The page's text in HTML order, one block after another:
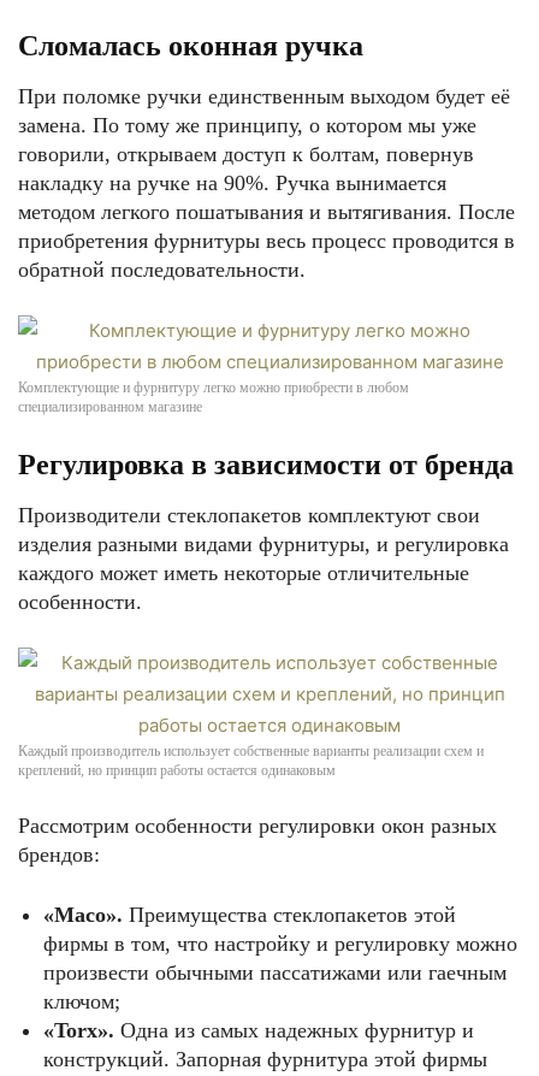
Сломалась оконная ручка
При поломке ручки единственным выходом будет её
замена. По тому же принципу, о котором мы уже
говорили, открываем доступ к болтам, повернув
накладку на ручке на 90%. Ручка вынимается
методом легкого пошатывания и вытягивания. После
приобретения фурнитуры весь процесс проводится в
обратной последовательности.
Комплектующие и фурнитуру легко можно приобрести в любом
специализированном магазине
Регулировка в зависимости от бренда
Производители стеклопакетов комплектуют свои
изделия разными видами фурнитуры, и регулировка
каждого может иметь некоторые отличительные
особенности.
Каждый производитель использует собственные варианты реализации схем и
креплений, но принцип работы остается одинаковым
Рассмотрим особенности регулировки окон разных
брендов:
«Масо». Преимущества стеклопакетов этой
фирмы в том, что настройку и регулировку можно
произвести обычными пассатижами или гаечным
ключом;
«Torx». Одна из самых надежных фурнитур и
конструкций. Запорная фурнитура этой фирмы